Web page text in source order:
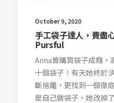
October 9, 2020
手工袋子達人，費盡
Pursful
Anna曾購買袋子成癮，
十個袋子！有天她終於
斷捨離，更找到一個徹
是自己做袋子。她改掉